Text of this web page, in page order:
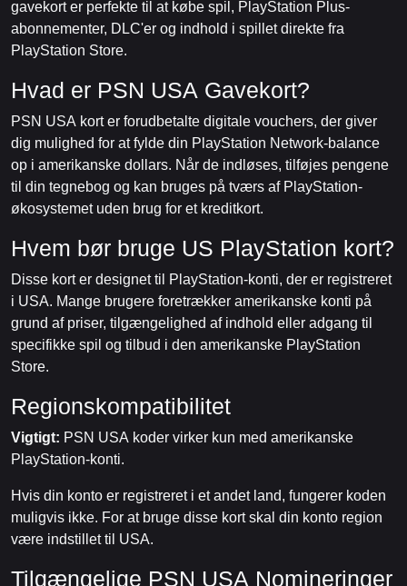
gavekort er perfekte til at købe spil, PlayStation Plus-
abonnementer, DLC'er og indhold i spillet direkte fra
PlayStation Store.
Hvad er PSN USA Gavekort?
PSN USA kort er forudbetalte digitale vouchers, der giver
dig mulighed for at fylde din PlayStation Network-balance
op i amerikanske dollars. Når de indløses, tilføjes pengene
til din tegnebog og kan bruges på tværs af PlayStation-
økosystemet uden brug for et kreditkort.
Hvem bør bruge US PlayStation kort?
Disse kort er designet til PlayStation-konti, der er registreret
i USA. Mange brugere foretrækker amerikanske konti på
grund af priser, tilgængelighed af indhold eller adgang til
specifikke spil og tilbud i den amerikanske PlayStation
Store.
Regionskompatibilitet
Vigtigt: PSN USA koder virker kun med amerikanske
PlayStation-konti.
Hvis din konto er registreret i et andet land, fungerer koden
muligvis ikke. For at bruge disse kort skal din konto region
være indstillet til USA.
Tilgængelige PSN USA Nomineringer